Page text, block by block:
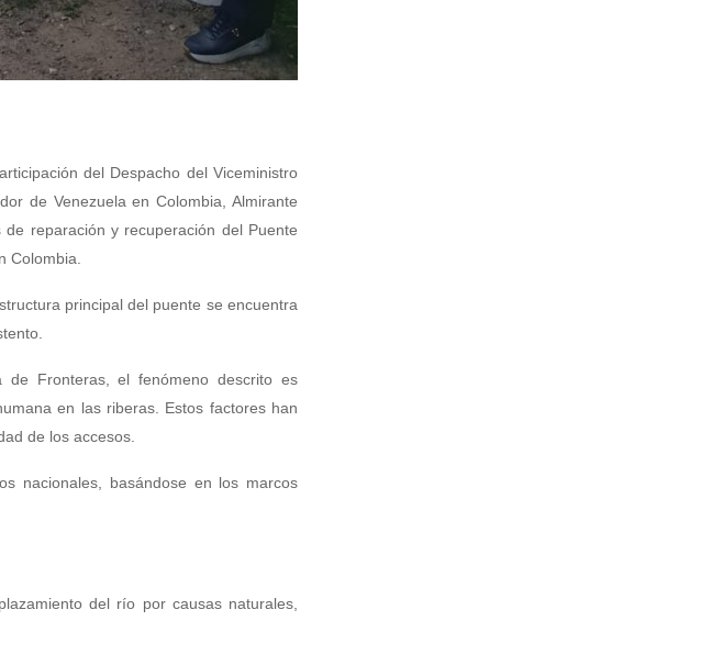
del Despacho del Viceministro
de Venezuela en Colombia, Almirante
reparación y recuperación del Puente
Colombia.
principal del puente se encuentra
de Fronteras, el fenómeno descrito es
en las riberas. Estos factores han
de los accesos.
nacionales, basándose en los marcos
del río por causas naturales,